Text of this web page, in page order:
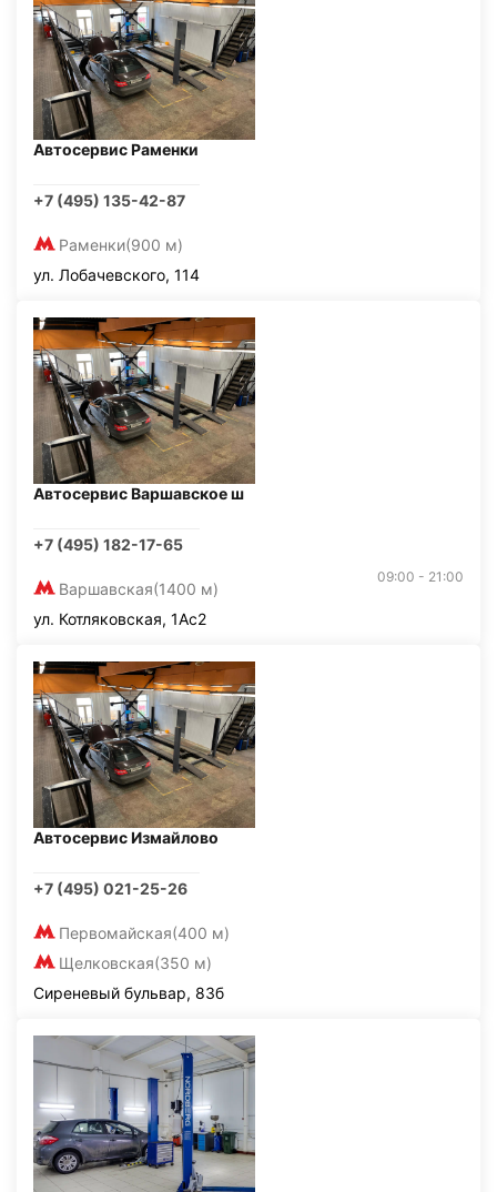
Автосервис Раменки
+7 (495) 135-42-87
Раменки(900 м)
ул. Лобачевского, 114
Автосервис Варшавское ш
+7 (495) 182-17-65
Варшавская(1400 м)
09:00 - 21:00
ул. Котляковская, 1Ас2
Автосервис Измайлово
+7 (495) 021-25-26
Первомайская(400 м)
Щелковская(350 м)
Сиреневый бульвар, 83б